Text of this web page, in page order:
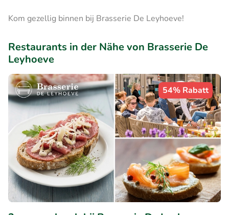
Kom gezellig binnen bij Brasserie De Leyhoeve!
Restaurants in der Nähe von Brasserie De
Leyhoeve
54% Rabatt